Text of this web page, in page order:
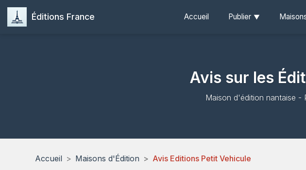
Éditions France Accueil Publier
Avis sur les
Maison d'édition nantaise -
Accueil Maisons d'Édition Avis Editions Petit Vehicule